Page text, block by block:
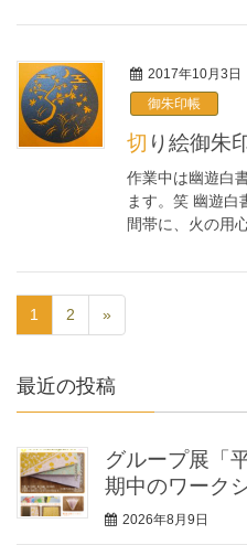
2017年10月3日
御朱印帳
切り絵御
作業中は幽遊白
ます。笑 幽遊白
間帯に、火の用
1 2 »
最近の投稿
グループ展「
期中のワーク
2026年8月9日